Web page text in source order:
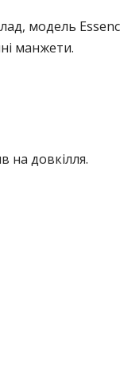
модель
манжети.
на довкілля.